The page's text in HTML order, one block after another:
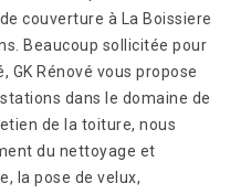
couverture à La Boissiere
Beaucoup sollicitée pour
GK Rénové vous propose
dans le domaine de
de la toiture, nous
du nettoyage et
la pose de velux,